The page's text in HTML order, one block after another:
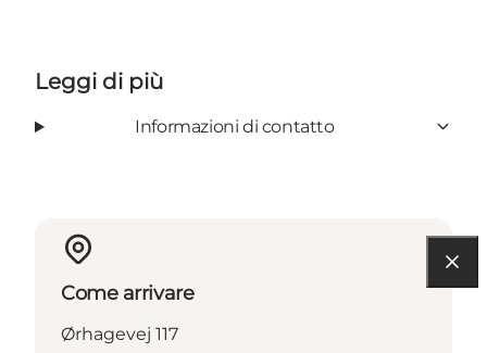
Leggi di più
Informazioni di contatto
Come arrivare
Ørhagevej 117